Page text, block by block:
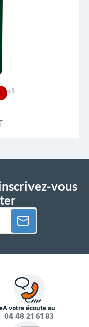
+5
vous
À votre écoute au
04 48 21 61 83